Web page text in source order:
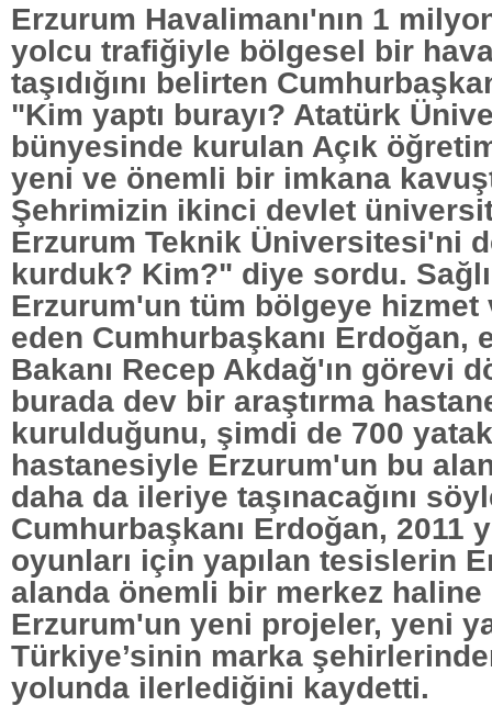
Erzurum Havalimanı'nın 1
yolcu trafiğiyle bölgesel bir
taşıdığını belirten
"Kim yaptı burayı? Atatürk
bünyesinde kurulan Açık
yeni ve önemli bir imkana
Şehrimizin ikinci devlet
Erzurum Teknik Üniversitesi'ni
kurduk? Kim?" diye sordu.
Erzurum'un tüm bölgeye
eden Cumhurbaşkanı Erdoğan,
Bakanı Recep Akdağ'ın görevi
burada dev bir araştırma
kurulduğunu, şimdi de 700
hastanesiyle Erzurum'un bu
daha da ileriye taşınacağını
Cumhurbaşkanı Erdoğan, 2011
oyunları için yapılan tesislerin
alanda önemli bir merkez
Erzurum'un yeni projeler, yeni
Türkiye’sinin marka
yolunda ilerlediğini kaydetti.